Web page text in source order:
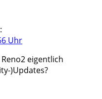
Uhr
eigentlich
)Updates?